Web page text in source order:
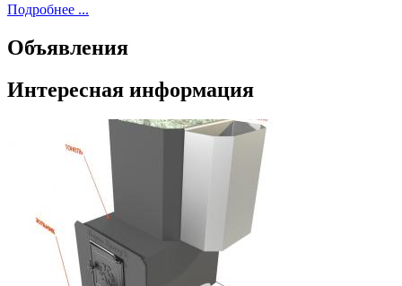
Подробнее ...
Объявления
Интересная информация